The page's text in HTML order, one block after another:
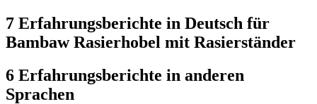
7 Erfahrungsberichte in Deutsch für
Bambaw Rasierhobel mit Rasierständer
6 Erfahrungsberichte in anderen
Sprachen